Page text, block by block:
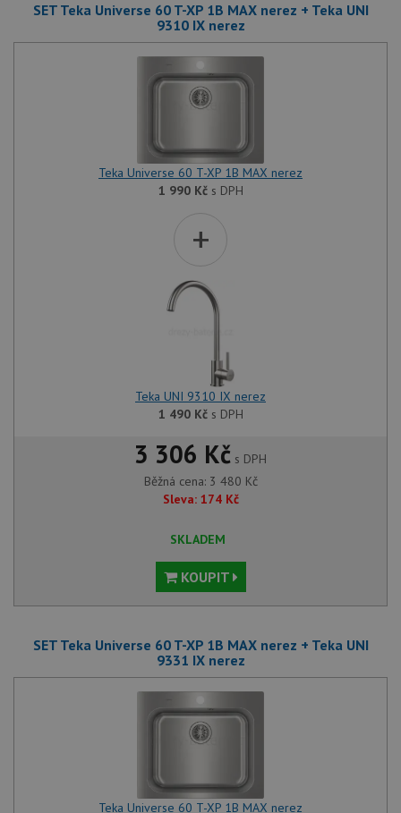
SET Teka Universe 60 T-XP 1B MAX nerez + Teka UNI
9310 IX nerez
Teka Universe 60 T-XP 1B MAX nerez
1 990 Kčs DPH
+
Teka UNI 9310 IX nerez
1 490 Kčs DPH
3 306 Kč s DPH
Běžná cena: 3 480 Kč
Sleva: 174 Kč
SKLADEM
KOUPIT
SET Teka Universe 60 T-XP 1B MAX nerez + Teka UNI
9331 IX nerez
Teka Universe 60 T-XP 1B MAX nerez